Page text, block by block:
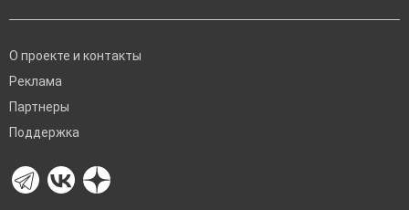
О проекте и контакты
Реклама
Партнеры
Поддержка